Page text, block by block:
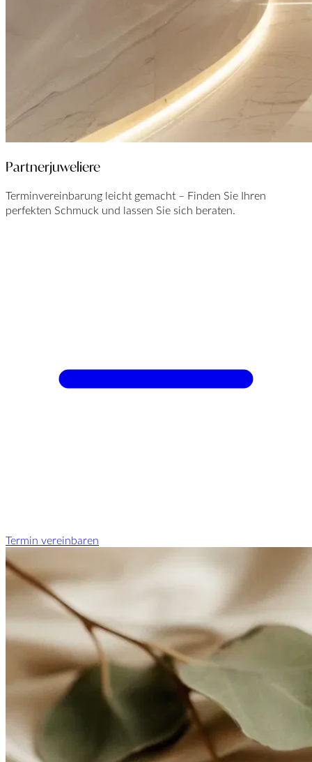
Partnerjuweliere
Terminvereinbarung leicht gemacht – Finden Sie Ihren
perfekten Schmuck und lassen Sie sich beraten.
Termin vereinbaren